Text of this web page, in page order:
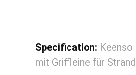
Specification: Keenso
mit Griffleine für